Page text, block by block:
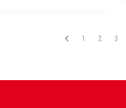
Vous êtes sur
1 Vous
2 3